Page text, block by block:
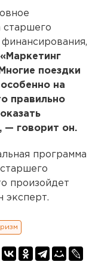
старшего
«Маркетинг
поездки
на
правильно
— говорит он.
программа
произойдет
эксперт.